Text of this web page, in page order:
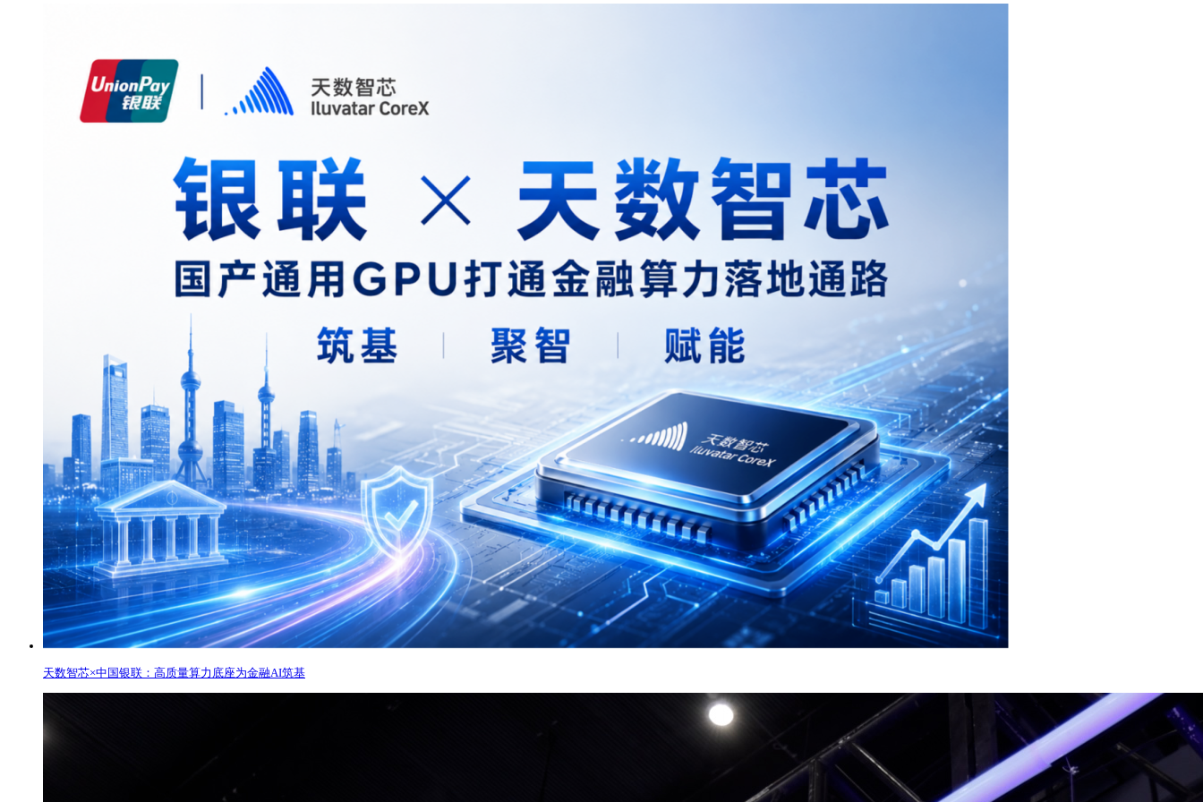
天数智芯×中国银联：高质量算力底座为金融AI筑基